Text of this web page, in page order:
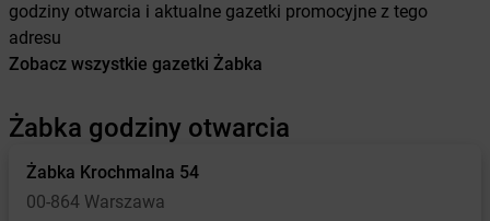
godziny otwarcia i aktualne gazetki promocyjne z tego
adresu
Zobacz wszystkie gazetki Żabka
Żabka godziny otwarcia
Żabka Krochmalna 54
00-864 Warszawa